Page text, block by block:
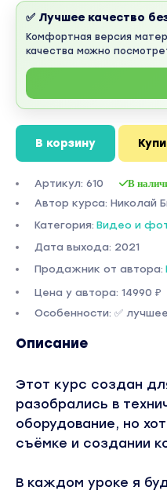
✅ Лучшее качество
Комфортная версия
качества можно
В корзину
Артикул: 610 В
Автор курса: Николай
Категория: Видео и
Дата выхода: 2021
Продажник от автора:
Цена у автора: 14990 ₽
Особенности: ✅
Описание
Этот курс создан
разобрались в
оборудование, но
съёмке и создании
В каждом уроке я